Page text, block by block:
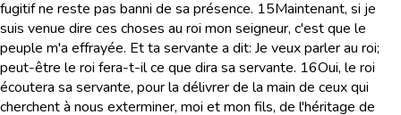
fugitif ne reste pas banni de sa présence. 15Maintenant, si je
suis venue dire ces choses au roi mon seigneur, c'est que le
peuple m'a effrayée. Et ta servante a dit: Je veux parler au roi;
peut-être le roi fera-t-il ce que dira sa servante. 16Oui, le roi
écoutera sa servante, pour la délivrer de la main de ceux qui
cherchent à nous exterminer, moi et mon fils, de l'héritage de